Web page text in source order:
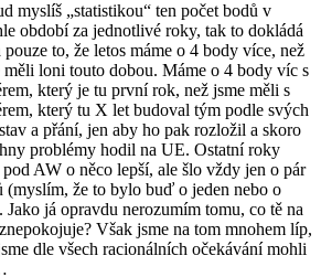
myslíš „statistikou“ ten počet bodů v
období za jednotlivé roky, tak to dokládá
pouze to, že letos máme o 4 body více, než
měli loni touto dobou. Máme o 4 body víc s
který je tu první rok, než jsme měli s
který tu X let budoval tým podle svých
a přání, jen aby ho pak rozložil a skoro
problémy hodil na UE. Ostatní roky
AW o něco lepší, ale šlo vždy jen o pár
(myslím, že to bylo buď o jeden nebo o
Jako já opravdu nerozumím tomu, co tě na
Však jsme na tom mnohem líp,
dle všech racionálních očekávání mohli